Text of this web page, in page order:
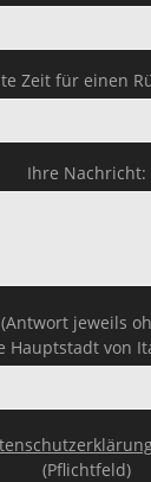
Zeit für einen
Ihre Nachricht:
jeweils
Hauptstadt von
(Pflichtfeld)